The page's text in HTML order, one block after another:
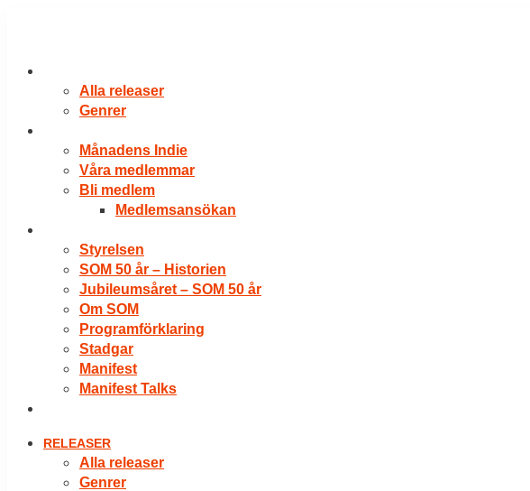
Alla releaser
Genrer
Månadens Indie
Våra medlemmar
Bli medlem
Medlemsansökan
Styrelsen
SOM 50 år – Historien
Jubileumsåret – SOM 50 år
Om SOM
Programförklaring
Stadgar
Manifest
Manifest Talks
RELEASER
Alla releaser
Genrer